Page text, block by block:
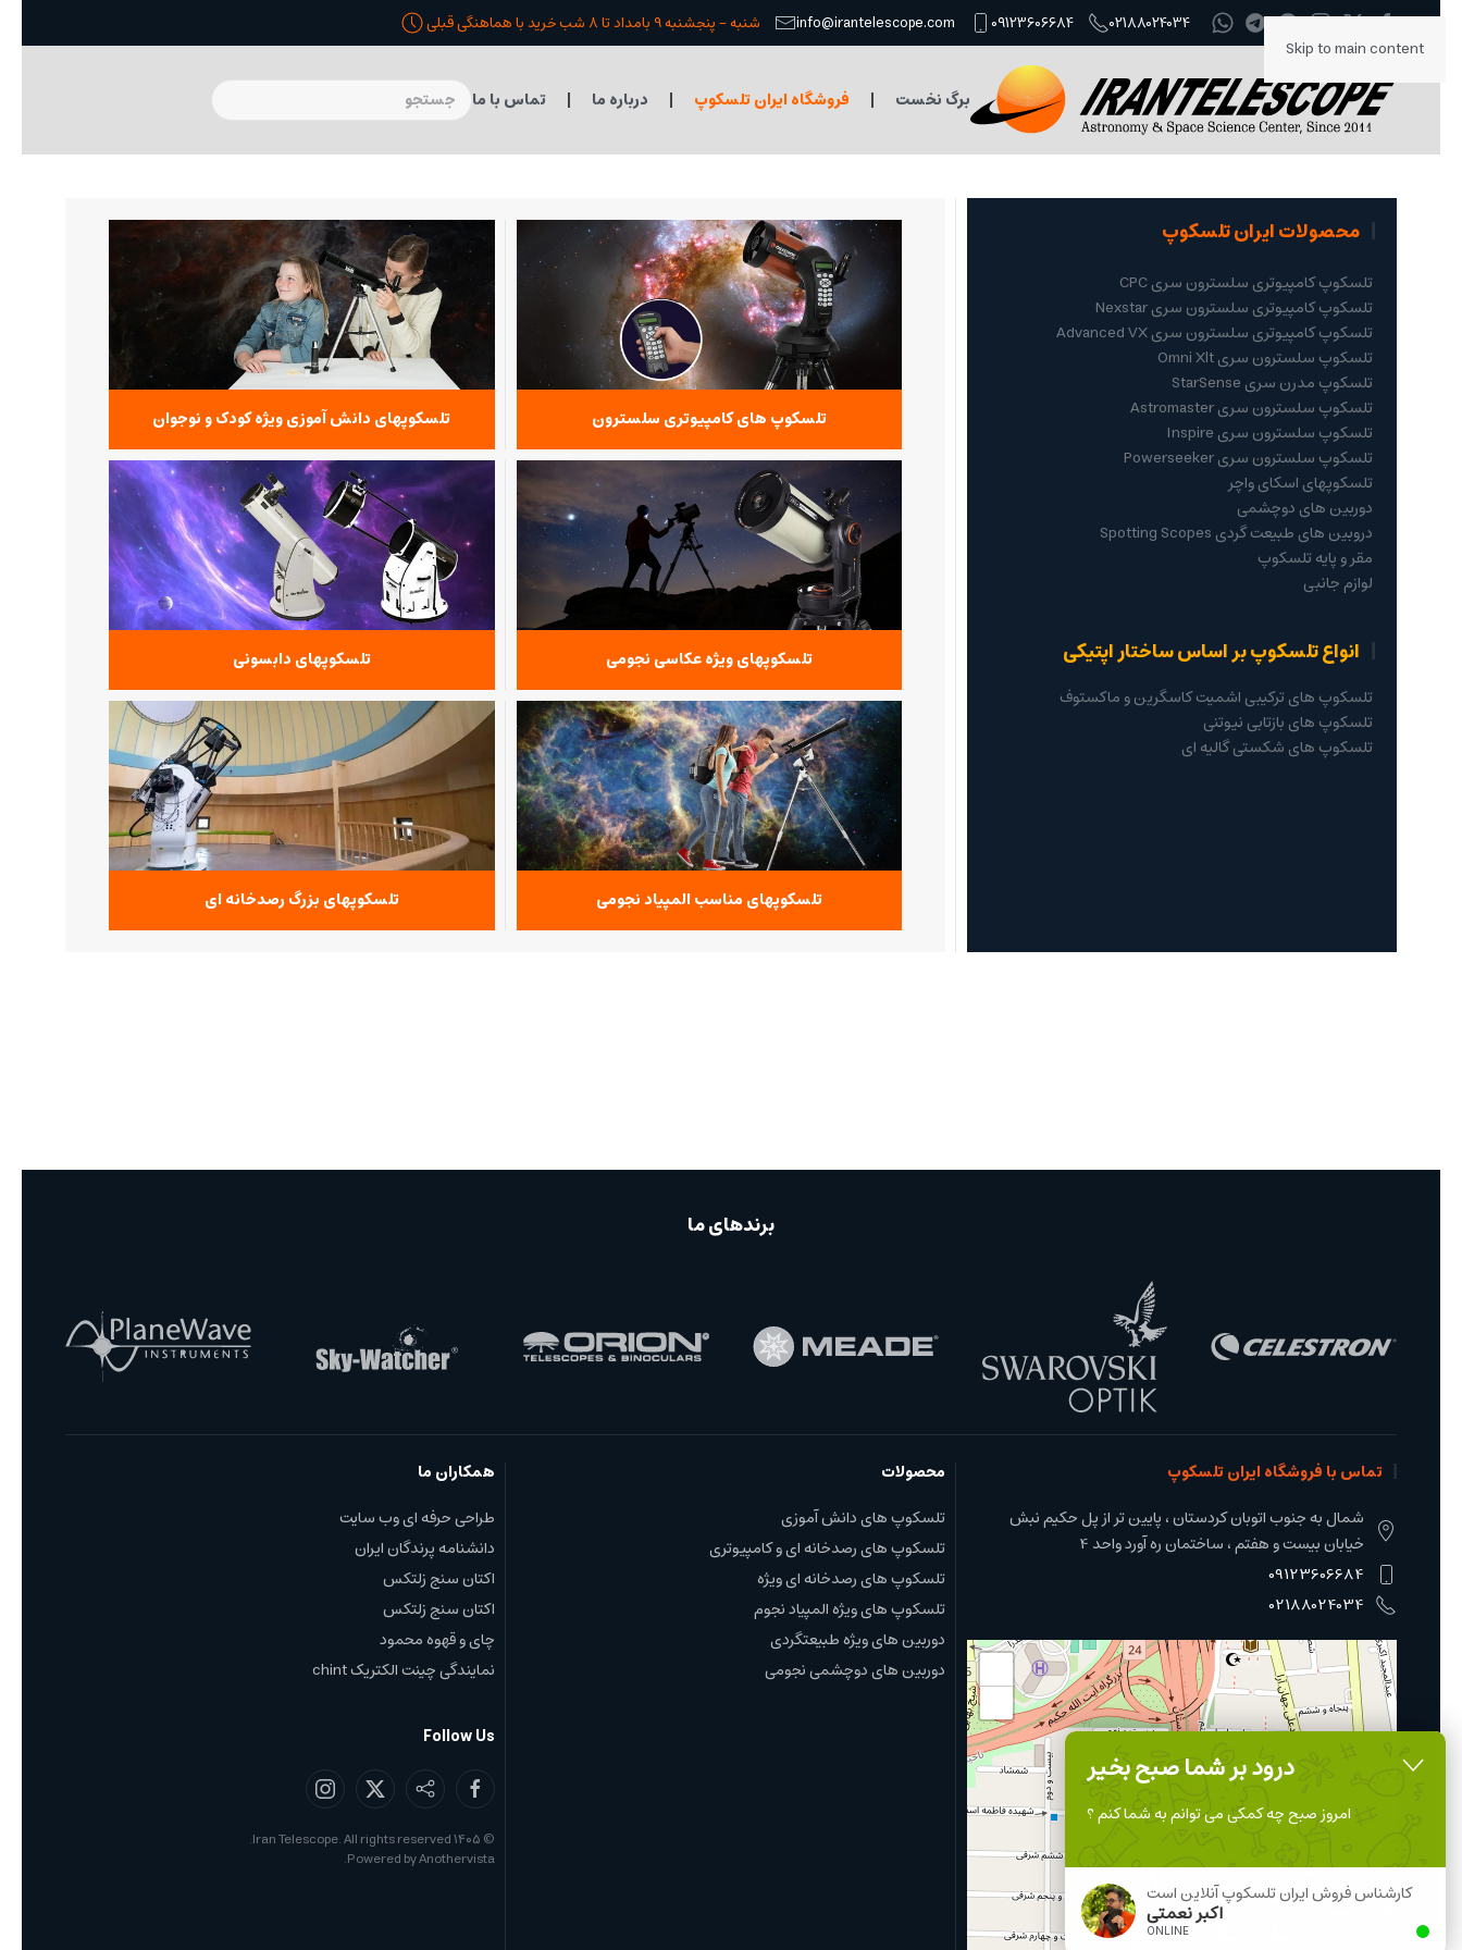
Skip to main content
02188024034
09123606684
info@irantelescope.com شنبه - پنجشنبه 9 بامداد تا 8 شب خرید با هماهنگی قبلی
برگ نخست فروشگاه ایران تلسکوپ درباره ما تماس با ما
محصولات ایران تلسکوپ
تلسکوپ کامپیوتری سلسترون سری CPC
تلسکوپ کامپیوتری سلسترون سری Nexstar
تلسکوپ کامپیوتری سلسترون سری Advanced VX
تلسکوپ سلسترون سری Omni Xlt
تلسکوپ مدرن سری StarSense
تلسکوپ سلسترون سری Astromaster
تلسکوپ سلسترون سری Inspire
تلسکوپ سلسترون سری Powerseeker
تلسکوپهای اسکای واچر
دوربین های دوچشمی
دروبین های طبیعت گردی Spotting Scopes
مقر و پایه تلسکوپ
لوازم جانبی
انواع تلسکوپ بر اساس ساختار اپتیکی
تلسکوپ های ترکیبی اشمیت کاسگرین و ماکستوف
تلسکوپ های بازتابی نیوتنی
تلسکوپ های شکستی گالیه ای
تلسکوپ های کامپیوتری سلسترون تلسکوپهای دانش آموزی ویژه کودک و نوجوان
تلسکوپهای ویژه عکاسی نجومی تلسکوپهای دابسونی
تلسکوپهای مناسب المپیاد نجومی تلسکوپهای بزرگ رصدخانه ای
درود بر شما صبح بخیر
امروز صبح چه کمکی می توانم به شما کنم ؟
کارشناس فروش ایران تلسکوپ آنلاین است
اکبر نعمتی
ONLINE
برندهای ما
تماس با فروشگاه ایران تلسکوپ
شمال به جنوب اتوبان کردستان ، پایین تر از پل حکیم نبش
خیابان بیست و هفتم ، ساختمان ره آورد واحد 4
09123606684
02188024034
محصولات
تلسکوپ های دانش آموزی
تلسکوپ های رصدخانه ای و کامپیوتری
تلسکوپ های رصدخانه ای ویژه
تلسکوپ های ویژه المپیاد نجوم
دوربین های ویژه طبیعتگردی
دوربین های دوچشمی نجومی
همکاران ما
طراحی حرفه ای وب سایت
دانشنامه پرندگان ایران
اکتان سنج زلتکس
اکتان سنج زلتکس
چای و قهوه محمود
نمایندگی چینت الکتریک chint
Follow Us
©۱۴۰۵
Powered byAnothervista
.